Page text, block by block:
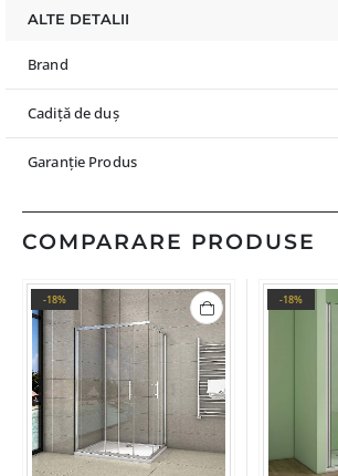
ALTE DETALII
Brand
Cadiță de duș
Garanție Produs
COMPARARE PRODUSE
-18% -18%